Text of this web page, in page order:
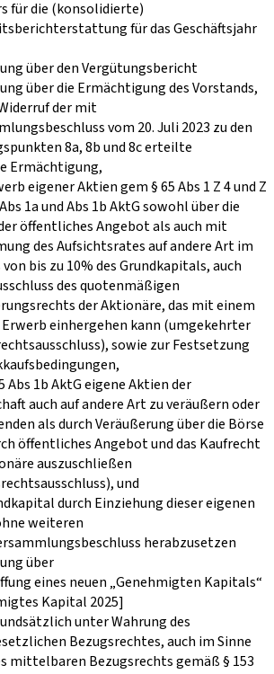
für die (konsolidierte)
für das Geschäftsjahr
über den Vergütungsbericht
über die Ermächtigung des Vorstands,
der mit
vom 20. Juli 2023 zu den
8a, 8b und 8c erteilte
Ermächtigung,
eigener Aktien gem § 65 Abs 1 Z 4 und Z
1a und Abs 1b AktG sowohl über die
öffentliches Angebot als auch mit
des Aufsichtsrates auf andere Art im
bis zu 10% des Grundkapitals, auch
des quotenmäßigen
der Aktionäre, das mit einem
einhergehen kann (umgekehrter
sowie zur Festsetzung
Abs 1b AktG eigene Aktien der
auch auf andere Art zu veräußern oder
als durch Veräußerung über die Börse
öffentliches Angebot und das Kaufrecht
auszuschließen
und
durch Einziehung dieser eigenen
weiteren
herabzusetzen
über
eines neuen „Genehmigten Kapitals“
Kapital 2025]
unter Wahrung des
Bezugsrechtes, auch im Sinne
mittelbaren Bezugsrechts gemäß § 153